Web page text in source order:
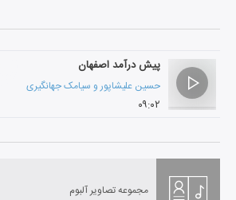
پیش درآمد اصفهان
حسین علیشاپور و سیامک جهانگیری
۰۹:۰۲
مجموعه تصاویر آلبوم